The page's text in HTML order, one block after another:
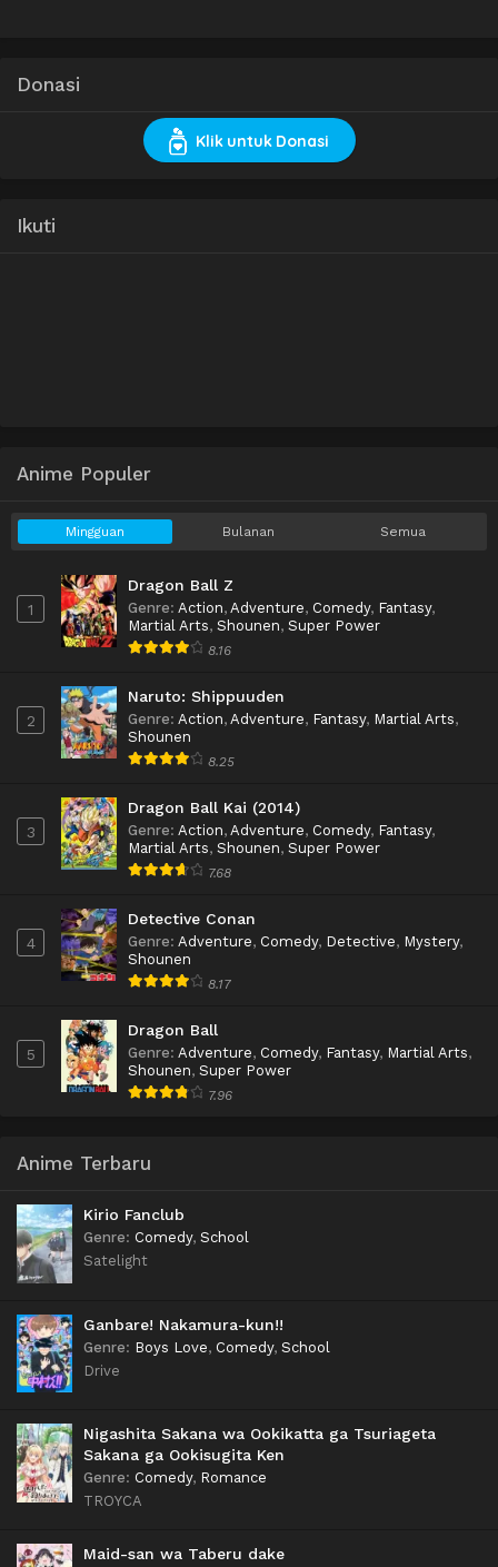
Donasi
Klik untuk Donasi
Ikuti
Anime Populer
Mingguan Bulanan Semua
1
Dragon Ball Z
Genre: Action, Adventure, Comedy, Fantasy,
Martial Arts, Shounen, Super Power
8.16
2
Naruto: Shippuuden
Genre: Action, Adventure, Fantasy, Martial Arts,
Shounen
8.25
3
Dragon Ball Kai (2014)
Genre: Action, Adventure, Comedy, Fantasy,
Martial Arts, Shounen, Super Power
7.68
4
Detective Conan
Genre: Adventure, Comedy, Detective, Mystery,
Shounen
8.17
5
Dragon Ball
Genre: Adventure, Comedy, Fantasy, Martial Arts,
Shounen, Super Power
7.96
Anime Terbaru
Kirio Fanclub
Genre: Comedy, School
Satelight
Ganbare! Nakamura-kun!!
Genre: Boys Love, Comedy, School
Drive
Nigashita Sakana wa Ookikatta ga Tsuriageta
Sakana ga Ookisugita Ken
Genre: Comedy, Romance
TROYCA
Maid-san wa Taberu dake